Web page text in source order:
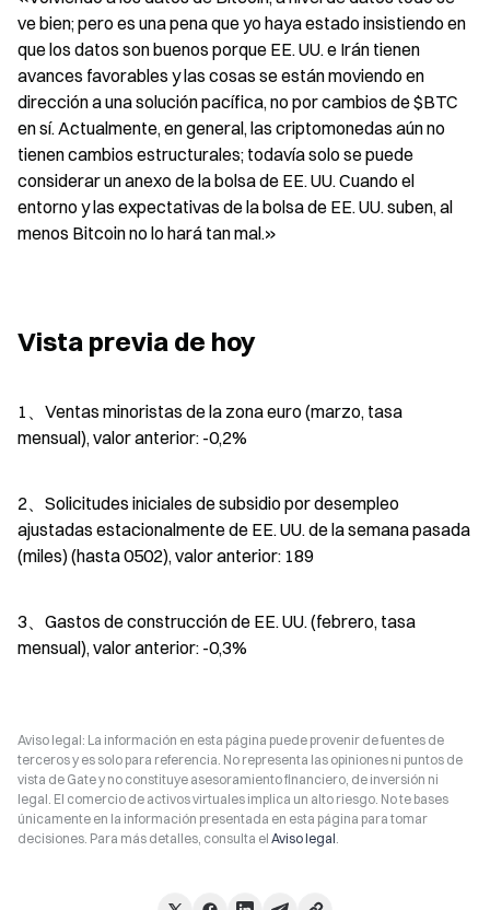
ve bien; pero es una pena que yo haya estado insistiendo en
que los datos son buenos porque EE. UU. e Irán tienen
avances favorables y las cosas se están moviendo en
dirección a una solución pacífica, no por cambios de $BTC
en sí. Actualmente, en general, las criptomonedas aún no
tienen cambios estructurales; todavía solo se puede
considerar un anexo de la bolsa de EE. UU. Cuando el
entorno y las expectativas de la bolsa de EE. UU. suben, al
menos Bitcoin no lo hará tan mal.»
Vista previa de hoy
1、Ventas minoristas de la zona euro (marzo, tasa
mensual), valor anterior: -0,2%
2、Solicitudes iniciales de subsidio por desempleo
ajustadas estacionalmente de EE. UU. de la semana pasada
(miles) (hasta 0502), valor anterior: 189
3、Gastos de construcción de EE. UU. (febrero, tasa
mensual), valor anterior: -0,3%
Aviso legal: La información en esta página puede provenir de fuentes de
terceros y es solo para referencia. No representa las opiniones ni puntos de
vista de Gate y no constituye asesoramiento financiero, de inversión ni
legal. El comercio de activos virtuales implica un alto riesgo. No te bases
únicamente en la información presentada en esta página para tomar
decisiones. Para más detalles, consulta el Aviso legal.